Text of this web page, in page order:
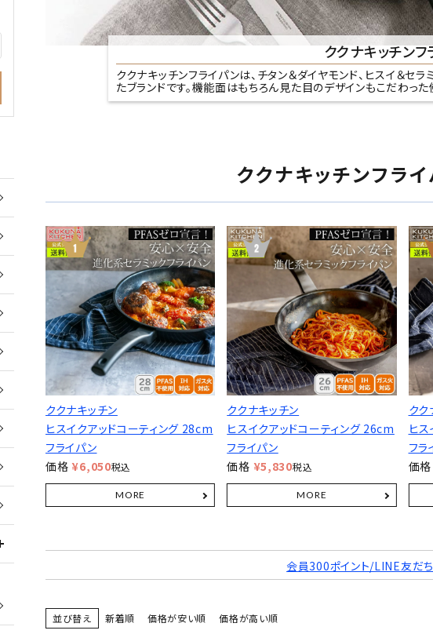
ククナキッチンフ
ククナキッチンフライパンは、チタン＆ダイヤモンド、ヒスイ＆セ
たブランドです。機能面はもちろん見た目のデザインもこだわっ
ククナキッチンフラ
ククナキッチン
ヒスイクアッドコーティング 28cm
フライパン
価格 ¥6,050税込
ククナキッチン
ヒスイクアッドコーティング 26cm
フライパン
価格 ¥5,830税込
クク
ヒ
フラ
価格
会員300ポイント/LINE友だ
並び替え 新着順 価格が安い順 価格が高い順